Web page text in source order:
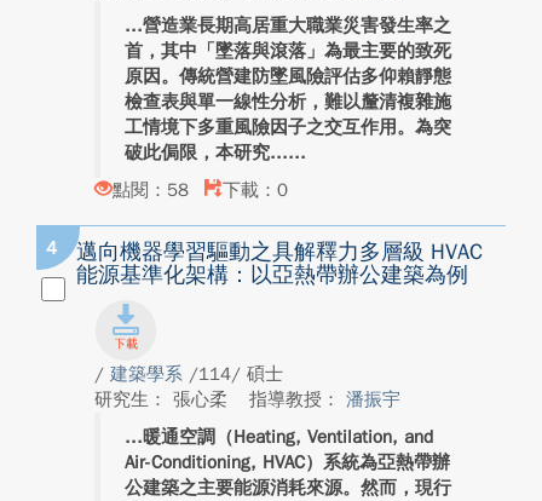
營造業長期高居重大職業災害發生率之
首，其中「墜落與滾落」為最主要的致死
原因。傳統營建防墜風險評估多仰賴靜態
檢查表與單一線性分析，難以釐清複雜施
工情境下多重風險因子之交互作用。為突
破此侷限，本研究...
點閱：58
下載：0
4
邁向機器學習驅動之具解釋力多層級 HVAC
能源基準化架構：以亞熱帶辦公建築為例
/ 建築學系 /114/ 碩士
研究生： 張心柔
指導教授： 潘振宇
暖通空調（Heating, Ventilation, and
Air-Conditioning, HVAC）系統為亞熱帶辦
公建築之主要能源消耗來源。然而，現行